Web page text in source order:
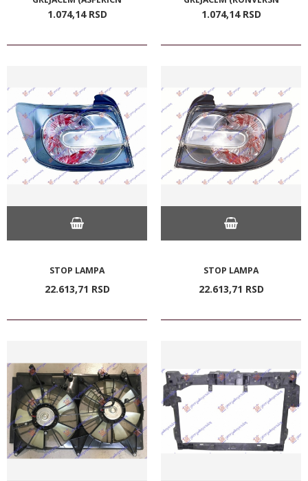
1.074,14 RSD 1.074,14 RSD
STOP LAMPA
22.613,71 RSD
STOP LAMPA
22.613,71 RSD